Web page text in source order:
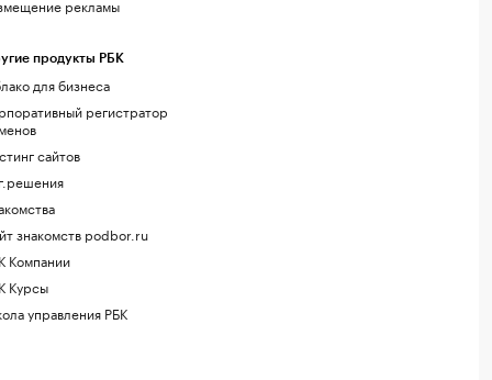
рекламы
продукты РБК
для бизнеса
регистратор
сайтов
знакомств podbor.ru
Компании
Курсы
управления РБК